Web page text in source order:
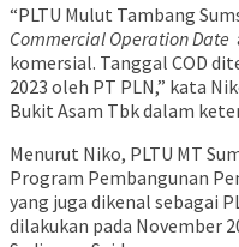
“PLTU Mulut Tambang
Commercial Operation Date
komersial. Tanggal COD
2023 oleh PT PLN,” kata
Bukit Asam Tbk dalam
Menurut Niko, PLTU MT
Program Pembangunan
yang juga dikenal sebagai
dilakukan pada November